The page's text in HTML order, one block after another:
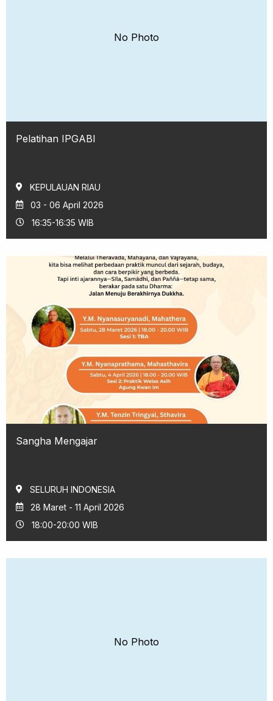
No Photo
Pelatihan IPGABI
KEPULAUAN RIAU
03 - 06 April 2026
16:35-16:35 WIB
Sangha Mengajar
SELURUH INDONESIA
28 Maret - 11 April 2026
18:00-20:00 WIB
No Photo